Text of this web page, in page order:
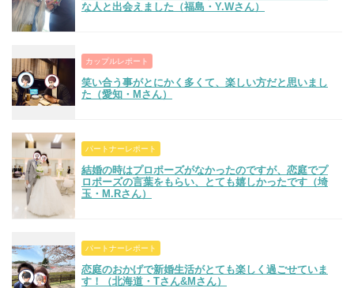
な人と出会えました（福島・Y.Wさん）
カップルレポート
笑い合う事がとにかく多くて、楽しい方だと思いまし
た（愛知・Mさん）
パートナーレポート
結婚の時はプロポーズがなかったのですが、恋庭でプ
ロポーズの言葉をもらい、とても嬉しかったです（埼
玉・M.Rさん）
パートナーレポート
恋庭のおかげで新婚生活がとても楽しく過ごせていま
す！（北海道・Tさん&Mさん）